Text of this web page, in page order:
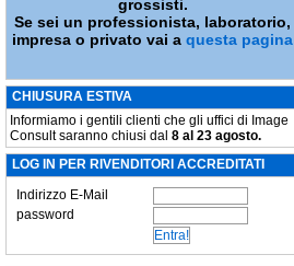
grossisti.
Se sei un professionista, laboratorio,
impresa o privato vai aquesta pagina
CHIUSURA ESTIVA
Informiamo i gentili clienti che gli uffici di Image
Consult saranno chiusi dal 8 al 23 agosto.
LOG IN PER RIVENDITORI ACCREDITATI
Indirizzo E-Mail
password